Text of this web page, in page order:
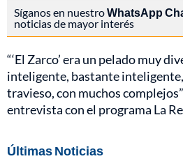
Síganos en nuestroWhatsApp
noticias de mayor interés
“‘El Zarco’ era un pelado muy
inteligente, bastante
travieso, con muchos
entrevista con el programa La
Últimas Noticias